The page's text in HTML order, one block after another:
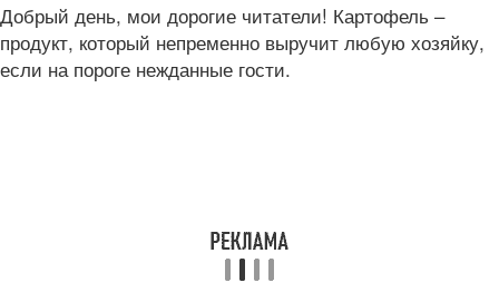
Добрый день, мои дорогие читатели! Картофель –
продукт, который непременно выручит любую хозяйку,
если на пороге нежданные гости.